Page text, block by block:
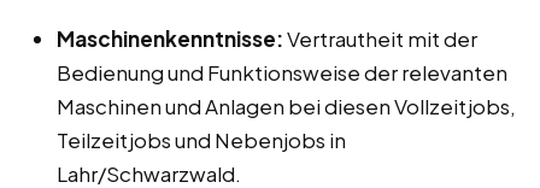
Maschinenkenntnisse:Vertrautheit mit der
Bedienung und Funktionsweise der relevanten
Maschinen und Anlagen bei diesen Vollzeitjobs,
Teilzeitjobs und Nebenjobs in
Lahr/Schwarzwald.